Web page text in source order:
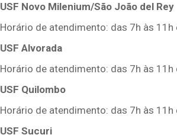
USF Novo Milenium/São João del Rey
Horário de atendimento: das 7h às 11h
USF Alvorada
Horário de atendimento: das 7h às 11h
USF Quilombo
Horário de atendimento: das 7h às 11h
USF Sucuri